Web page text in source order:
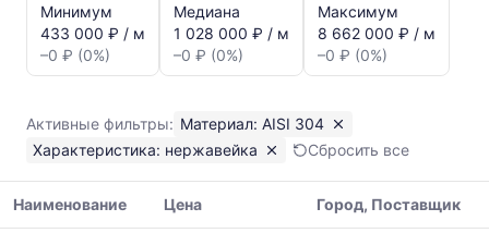
динамика
цен:
Тройник
AISI
304
Показаны
минимальная,
медианная
Минимум
433 000 ₽ / м
–0 ₽ (0%)
Медиана
1 028 000 ₽ / м
–0 ₽ (0%)
Максимум
8 662 000 ₽ / м
–0 ₽ (0%)
Активные фильтры: Материал: AISI 304
Характеристика: нержавейка
Сбросить все
Наименование Цена Город, Поставщик